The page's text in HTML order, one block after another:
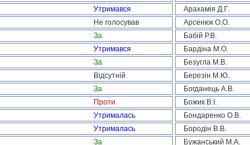
Утримався Арахамія Д.Г.
Не голосував Арсенюк О.О.
За Бабій Р.В.
Утримався Бардіна М.О.
За Безугла М.В.
Відсутній Березін М.Ю.
За Богданець А.В.
Проти Божик В.І.
Утрималась Бондаренко О.В.
Утрималась Бородін В.В.
За Бужанський М.А.